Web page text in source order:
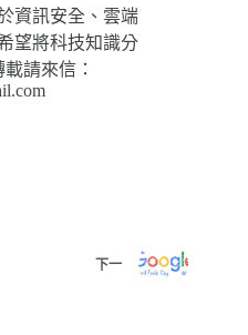
資訊安全、雲端
望將科技知識分
請來信：
下一